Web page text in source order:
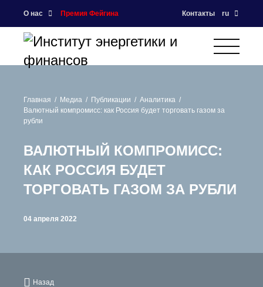
О нас Премия Фейгина Контакты ru
Главная Медиа Публикации
Аналитика
Валютный компромисс: как Россия будет торговать газом за
рубли
ВАЛЮТНЫЙ КОМПРОМИСС:
КАК РОССИЯ БУДЕТ
ТОРГОВАТЬ ГАЗОМ ЗА РУБЛИ
04 апреля 2022
Назад